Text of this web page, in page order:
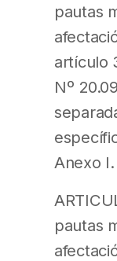
pautas
artículo
Nº
Anexo I.
pautas